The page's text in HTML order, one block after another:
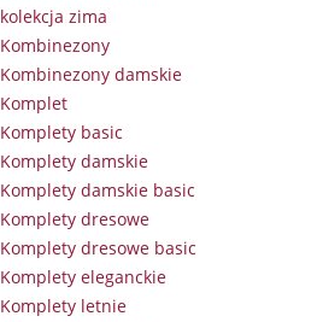
kolekcja zima
Kombinezony
Kombinezony damskie
Komplet
Komplety basic
Komplety damskie
Komplety damskie basic
Komplety dresowe
Komplety dresowe basic
Komplety eleganckie
Komplety letnie